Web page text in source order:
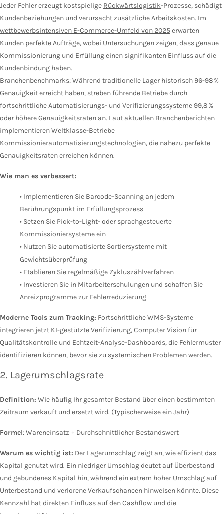
Jeder Fehler erzeugt kostspielige Rückwärtslogistik-Prozesse, schädigt
Kundenbeziehungen und verursacht zusätzliche Arbeitskosten. Im
wettbewerbsintensiven E-Commerce-Umfeld von 2025erwarten
Kunden perfekte Aufträge, wobei Untersuchungen zeigen, dass genaue
Kommissionierung und Erfüllung einen signifikanten Einfluss auf die
Kundenbindung haben.
Branchenbenchmarks: Während traditionelle Lager historisch 96-98 %
Genauigkeit erreicht haben, streben führende Betriebe durch
fortschrittliche Automatisierungs- und Verifizierungssysteme 99,8 %
oder höhere Genauigkeitsraten an. Laut aktuellen Branchenberichten
implementieren Weltklasse-Betriebe
Kommissionierautomatisierungstechnologien, die nahezu perfekte
Genauigkeitsraten erreichen können.
Wie man es verbessert:
• Implementieren Sie Barcode-Scanning an jedem
Berührungspunkt im Erfüllungsprozess
• Setzen Sie Pick-to-Light- oder sprachgesteuerte
Kommissioniersysteme ein
• Nutzen Sie automatisierte Sortiersysteme mit
Gewichtsüberprüfung
• Etablieren Sie regelmäßige Zykluszählverfahren
• Investieren Sie in Mitarbeiterschulungen und schaffen Sie
Anreizprogramme zur Fehlerreduzierung
Moderne Tools zum Tracking: Fortschrittliche WMS-Systeme
integrieren jetzt KI-gestützte Verifizierung, Computer Vision für
Qualitätskontrolle und Echtzeit-Analyse-Dashboards, die Fehlermuster
identifizieren können, bevor sie zu systemischen Problemen werden.
2. Lagerumschlagsrate
Definition: Wie häufig Ihr gesamter Bestand über einen bestimmten
Zeitraum verkauft und ersetzt wird. (Typischerweise ein Jahr)
Formel: Wareneinsatz ÷ Durchschnittlicher Bestandswert
Warum es wichtig ist: Der Lagerumschlag zeigt an, wie effizient das
Kapital genutzt wird. Ein niedriger Umschlag deutet auf Überbestand
und gebundenes Kapital hin, während ein extrem hoher Umschlag auf
Unterbestand und verlorene Verkaufschancen hinweisen könnte. Diese
Kennzahl hat direkten Einfluss auf den Cashflow und die